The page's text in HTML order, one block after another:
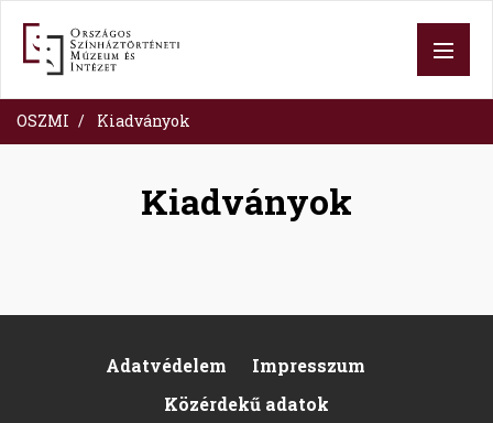
content
OSZMI Kiadványok
Kiadványok
Adatvédelem
Impresszum
Közérdekű adatok